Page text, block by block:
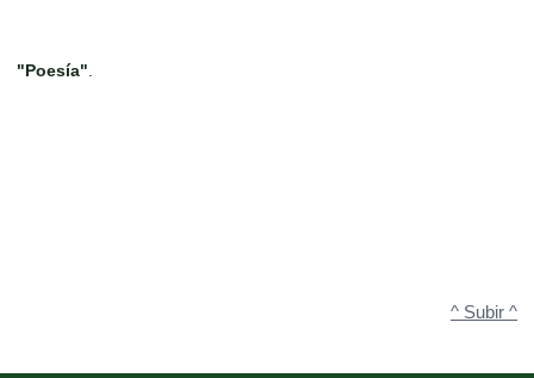
"Poesía"
^ Subir ^